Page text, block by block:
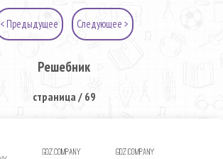
< Предыдущее Следующее >
Решебник
страница / 69